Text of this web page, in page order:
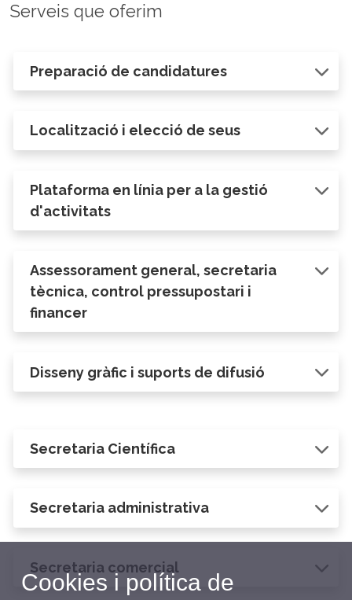
Serveis que oferim
Preparació de candidatures
Localització i elecció de seus
Plataforma en línia per a la gestió
d'activitats
Assessorament general, secretaria
tècnica, control pressupostari i
financer
Disseny gràfic i suports de difusió
Secretaria Científica
Secretaria administrativa
Secretaria comercial
Cookies i política de